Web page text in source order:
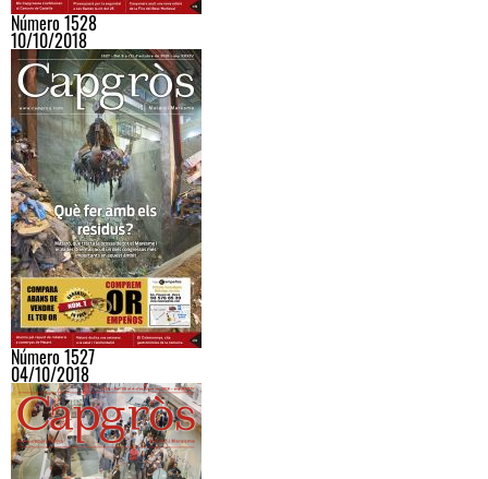
Número 1528
10/10/2018
Número 1527
04/10/2018